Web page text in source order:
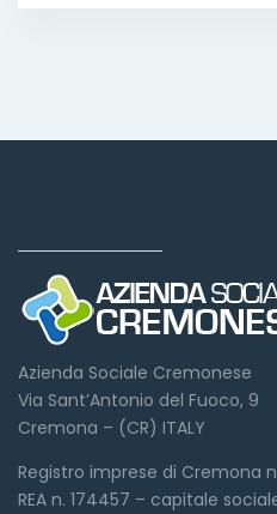
Azienda Sociale Cremonese
Via Sant’Antonio del Fuoco, 9
Cremona – (CR) ITALY
Registro imprese di Cremona
REA n. 174457 – capitale